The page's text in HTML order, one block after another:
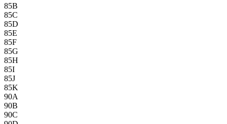
85B
85C
85D
85E
85F
85G
85H
85I
85J
85K
90A
90B
90C